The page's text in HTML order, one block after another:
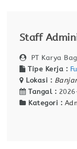
Staff
PT Karya
Tipe Kerja :
Lokasi :
Tangal :
Kategori :